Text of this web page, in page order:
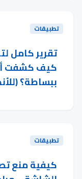
تطبيقات
تقرير كامل
كيف كشفت
ببساطة؟
تطبيقات
كيفية منع